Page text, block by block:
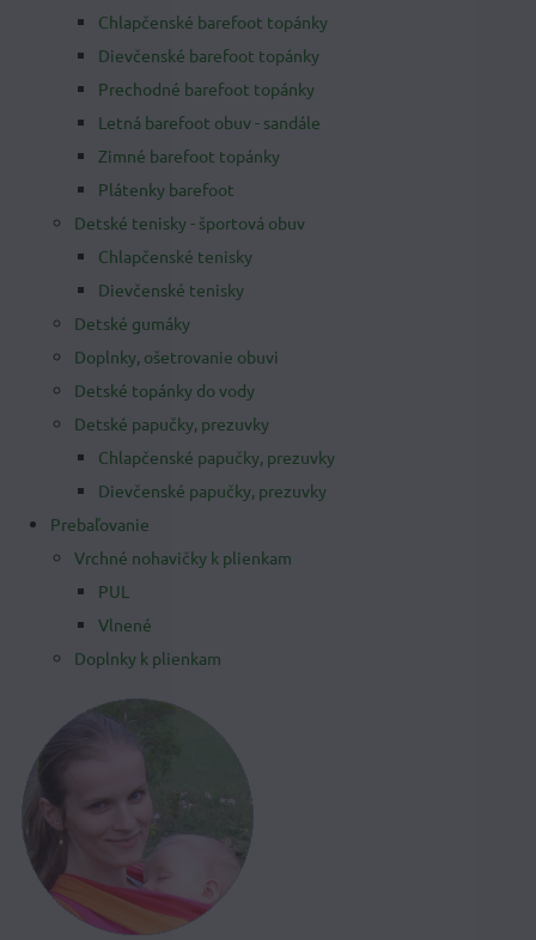
Chlapčenské barefoot topánky
Dievčenské barefoot topánky
Prechodné barefoot topánky
Letná barefoot obuv - sandále
Zimné barefoot topánky
Plátenky barefoot
Detské tenisky - športová obuv
Chlapčenské tenisky
Dievčenské tenisky
Detské gumáky
Doplnky, ošetrovanie obuvi
Detské topánky do vody
Detské papučky, prezuvky
Chlapčenské papučky, prezuvky
Dievčenské papučky, prezuvky
Prebaľovanie
Vrchné nohavičky k plienkam
PUL
Vlnené
Doplnky k plienkam